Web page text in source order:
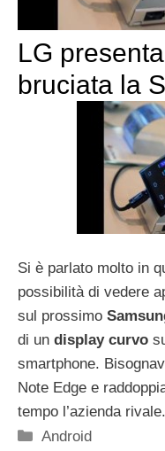
LG
bruciata la
Si è parlato molto in
possibilità di vedere
sul prossimo
di un display curvo
smartphone.
Note Edge e
tempo l’azienda rivale.
Categorie
Android